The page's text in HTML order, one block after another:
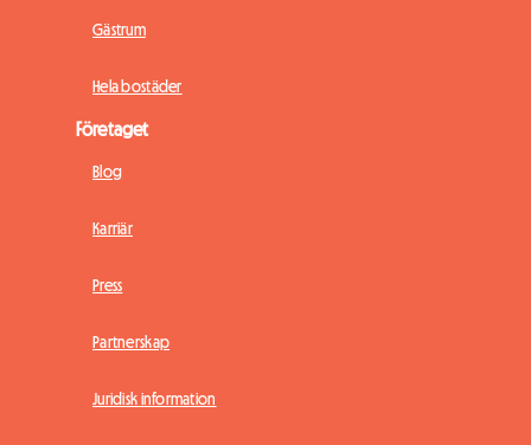
Gästrum
Hela bostäder
Företaget
Blog
Karriär
Press
Partnerskap
Juridisk information